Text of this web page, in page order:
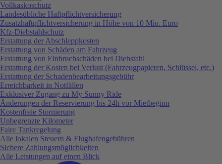
Vollkaskoschutz
Landesübliche Haftpflichtversicherung
Zusatzhaftpflichtversicherung in Höhe von 10 Mio. Euro
Kfz-Diebstahlschutz
Erstattung der Abschleppkosten
Erstattung von Schäden am Fahrzeug
Erstattung von Einbruchschäden bei Diebstahl
Erstattung der Kosten bei Verlust (Fahrzeugpapieren, Schlüssel, etc.)
Erstattung der Schadenbearbeitungsgebühr
Erreichbarkeit in Notfällen
Exklusiver Zugang zu My Sunny Ride
Änderungen der Reservierung bis 24h vor Mietbeginn
Kostenfreie Stornierung
Unbegrenzte Kilometer
Faire Tankregelung
Alle lokalen Steuern & Flughafengebühren
Sichere Zahlungsmöglichkeiten
Alle Leistungen auf einen Blick